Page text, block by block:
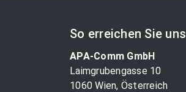
So erreichen Sie uns
APA-Comm GmbH
Laimgrubengasse 10
1060 Wien, Österreich